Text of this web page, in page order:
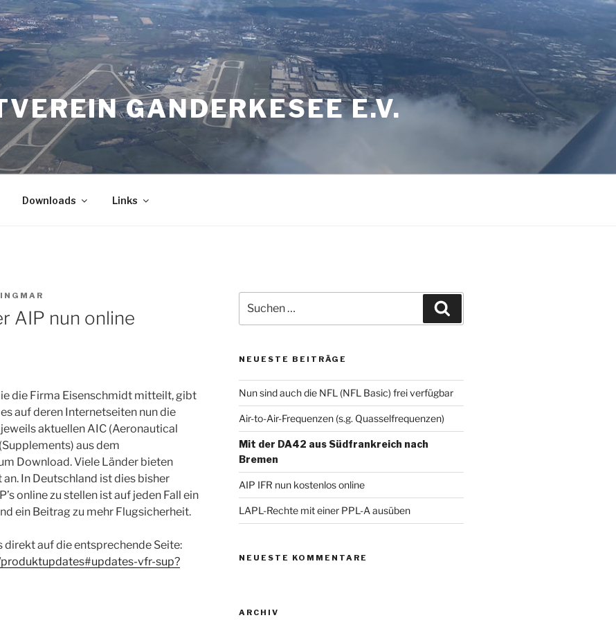
GANDERKESEE E.V.
Downloads Links
AIP nun online
ie die Firma Eisenschmidt mitteilt, gibt
es auf deren Internetseiten nun die
jeweils aktuellen AIC (Aeronautical
aus dem
Download. Viele Länder bieten
In Deutschland ist dies bisher
online zu stellen ist auf jeden Fall ein
ein Beitrag zu mehr Flugsicherheit.
direkt auf die entsprechende Seite:
vfr-sup?
nach:
NEUESTE BEITRÄGE
Nun sind auch die NFL (NFL Basic) frei verfügbar
Air-to-Air-Frequenzen (s.g. Quasselfrequenzen)
Mit der DA42 aus Südfrankreich nach
Bremen
AIP IFR nun kostenlos online
LAPL-Rechte mit einer PPL-A ausüben
NEUESTE KOMMENTARE
ARCHIV